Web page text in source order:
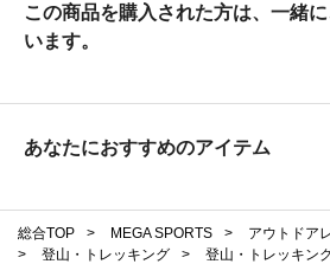
この商品を購入された方は、一緒
います。
あなたにおすすめのアイテム
総合TOP > MEGA SPORTS >
アウトドア
>
登山・トレッキング > 登山・トレッキン